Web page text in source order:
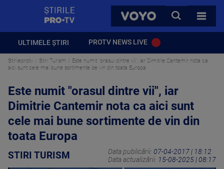
VOYO
CAUTA
TOATE
ULTIMELE ȘTIRI PROTV NEWS LIVE
Stirileprotv Stiri Turism
Este numit "orasul dintre vii", iar Dimitrie Cantemir nota ca
aici sunt cele mai bune sortimente de vin din toata Europa
Este numit "orasul dintre vii", iar
Dimitrie Cantemir nota ca aici sunt
cele mai bune sortimente de vin din
toata Europa
STIRI TURISM Data publicării: 07-04-2017 | 18:12
Data actualizării: 15-08-2025 | 08:17